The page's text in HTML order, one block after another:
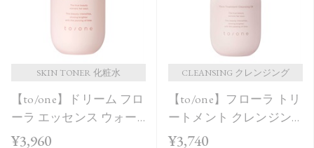
SKIN TONER 化粧水
【to/one】ドリーム フロ
ーラ エッセンス ウォー
ター
¥3,960
CLEANSING クレンジング
【to/one】フローラ トリ
ートメント クレンジン
グ オイル
¥3,740